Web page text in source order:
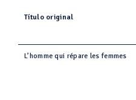
Título original
L’homme qui répare les femmes